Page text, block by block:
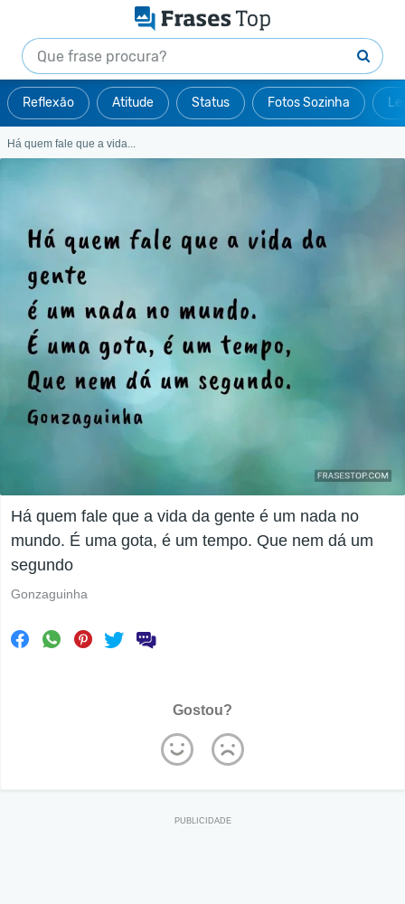
Reflexão Atitude Status Fotos Sozinha
Há quem fale que a vida...
Há quem fale que a vida da gente é um nada no
mundo. É uma gota, é um tempo. Que nem dá um
segundo
Gonzaguinha
Gostou?